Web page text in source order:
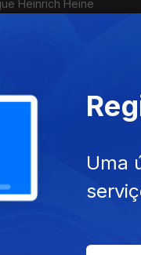
Heinrich Heine
Pérsico) - Rudolstadt,
com o baterista
Uma